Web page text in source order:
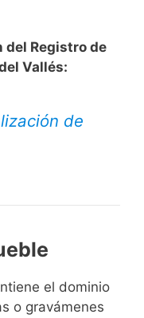
del Registro de
Vallés:
de
el dominio
o gravámenes